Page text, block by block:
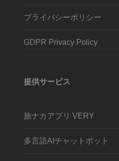
プライバシーポリシー
GDPR Privacy Policy
提供サービス
旅ナカアプリ VERY
多言語AIチャットボット